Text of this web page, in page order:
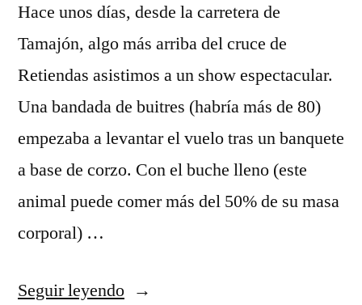
Hace unos días, desde la carretera de
Tamajón, algo más arriba del cruce de
Retiendas asistimos a un show espectacular.
Una bandada de buitres (habría más de 80)
empezaba a levantar el vuelo tras un banquete
a base de corzo. Con el buche lleno (este
animal puede comer más del 50% de su masa
corporal) …
Seguir leyendo«Buitreras